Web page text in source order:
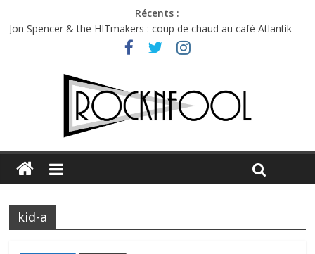
Récents :
Jon Spencer & the HITmakers : coup de chaud au café Atlantik
Hellfest 2026 vendredi : température et émotions en hausse
Hellfest 2026 jeudi : impossible de choisir entre chaleur et bonne
Première édition du Midgard Festival : entre bière, métal et
Charlie Puth à l’Olympia : la leçon de pop du Professeur Puth
kid-a